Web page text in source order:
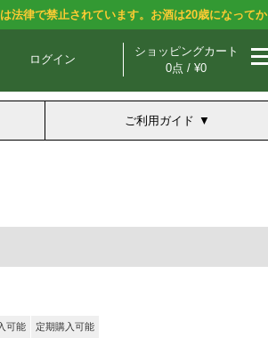
法律で禁止されています。お酒は20歳になってか
ログイン
ショッピングカート
0点 / ¥0
ご利用ガイド
可能 定期購入可能